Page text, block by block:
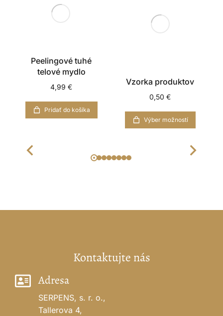
Peelingové tuhé
telové mydlo
4,99€
Pridať do košíka
Vzorka produktov
0,50€
Výber možností
Kontaktujte nás
Adresa
SERPENS, s. r. o.,
Tallerova 4,